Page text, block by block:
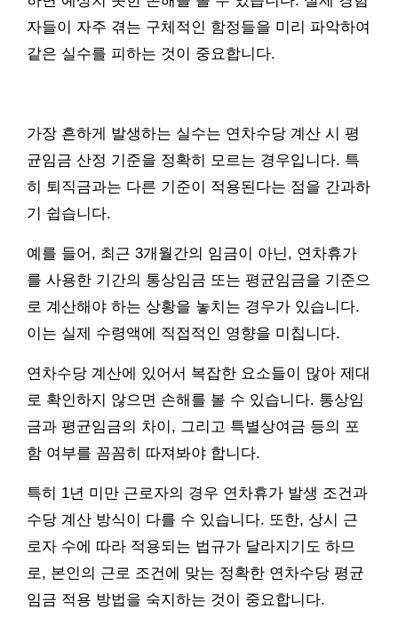
자들이 자주 겪는 구체적인 함정들을 미리 파악하여
같은 실수를 피하는 것이 중요합니다.
가장 흔하게 발생하는 실수는 연차수당 계산 시 평
균임금 산정 기준을 정확히 모르는 경우입니다. 특
히 퇴직금과는 다른 기준이 적용된다는 점을 간과하
기 쉽습니다.
예를 들어, 최근 3개월간의 임금이 아닌, 연차휴가
를 사용한 기간의 통상임금 또는 평균임금을 기준으
로 계산해야 하는 상황을 놓치는 경우가 있습니다.
이는 실제 수령액에 직접적인 영향을 미칩니다.
연차수당 계산에 있어서 복잡한 요소들이 많아 제대
로 확인하지 않으면 손해를 볼 수 있습니다. 통상임
금과 평균임금의 차이, 그리고 특별상여금 등의 포
함 여부를 꼼꼼히 따져봐야 합니다.
특히 1년 미만 근로자의 경우 연차휴가 발생 조건과
수당 계산 방식이 다를 수 있습니다. 또한, 상시 근
로자 수에 따라 적용되는 법규가 달라지기도 하므
로, 본인의 근로 조건에 맞는 정확한 연차수당 평균
임금 적용 방법을 숙지하는 것이 중요합니다.